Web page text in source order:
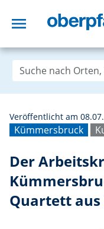
menu
Kümmersbruck
Veröffentlicht am
Der
Quartett